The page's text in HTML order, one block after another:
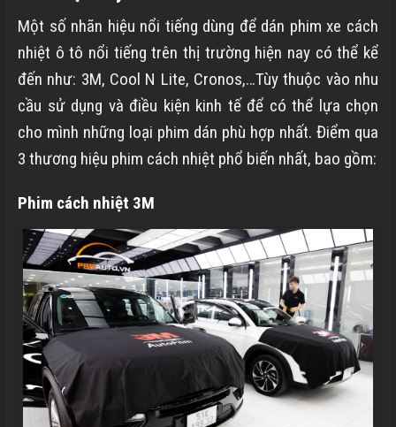
Một số nhãn hiệu nổi tiếng dùng để dán phim xe cách
nhiệt ô tô nổi tiếng trên thị trường hiện nay có thể kể
đến như: 3M, Cool N Lite, Cronos,…Tùy thuộc vào nhu
cầu sử dụng và điều kiện kinh tế để có thể lựa chọn
cho mình những loại phim dán phù hợp nhất. Điểm qua
3 thương hiệu phim cách nhiệt phổ biến nhất, bao gồm:
Phim cách nhiệt 3M